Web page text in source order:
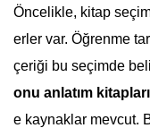
Öncelikle, kitap
erler var. Öğrenme
çeriği bu seçimde
onu anlatım kitapları
e kaynaklar mevcut.